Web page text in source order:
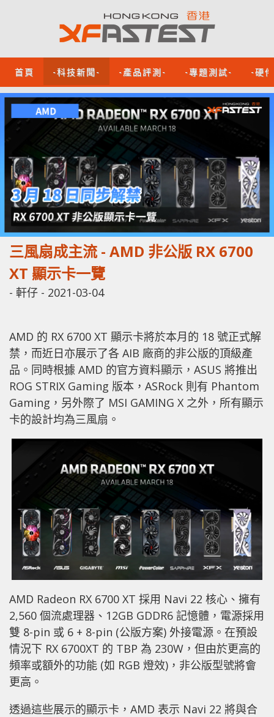
首頁 -科技新聞- -產品評測- -專題測試- -硬
三風扇成主流 - AMD 非公版 RX 6700
XT 顯示卡一覽
- 軒仔 - 2021-03-04
AMD 的 RX 6700 XT 顯示卡將於本月的 18 號正式解
禁，而近日亦展示了各 AIB 廠商的非公版的頂級產
品。同時根據 AMD 的官方資料顯示，ASUS 將推出
ROG STRIX Gaming 版本，ASRock 則有 Phantom
Gaming，另外際了 MSI GAMING X 之外，所有顯示
卡的設計均為三風扇。
AMD Radeon RX 6700 XT 採用 Navi 22 核心、擁有
2,560 個流處理器、12GB GDDR6 記憶體，電源採用
雙 8-pin 或 6 + 8-pin (公版方案) 外接電源。在預設
情況下 RX 6700XT 的 TBP 為 230W，但由於更高的
頻率或額外的功能 (如 RGB 燈效)，非公版型號將會
更高。
透過這些展示的顯示卡，AMD 表示 Navi 22 將與合